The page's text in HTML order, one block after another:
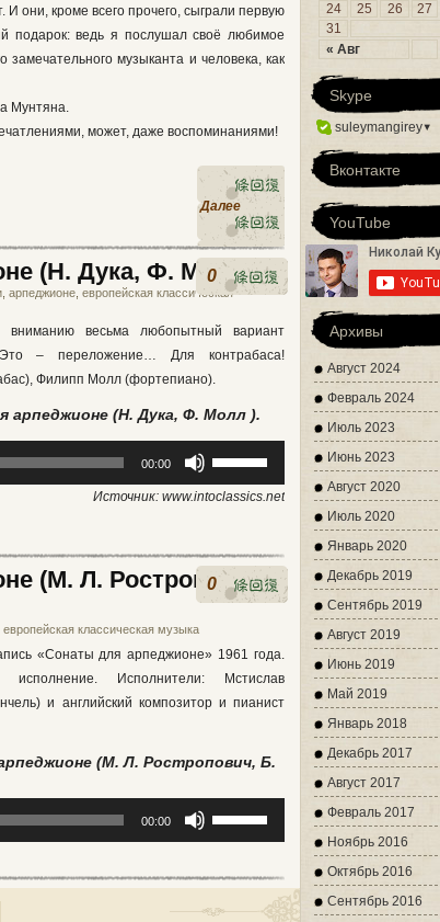
они, кроме всего прочего, сыграли первую
подарок: ведь я послушал своё любимое
музыканта и человека, как
Мунтяна.
может, даже воспоминаниями!
Далее
(Н. Дука, Ф. Молл )
арпеджионе европейская классическая
0
вниманию весьма любопытный вариант
– переложение… Для контрабаса!
Филипп Молл (фортепиано).
(Н. Дука, Ф. Молл ).
00:00
вверх/
увеличить
или
Источник: www.intoclassics.net
(М. Л. Ростропович,
европейская классическая музыка
0
«Сонаты для арпеджионе» 1961 года.
исполнение. Исполнители: Мстислав
и английский композитор и пианист
(М. Л. Ростропович, Б.
00:00
вниз,
чтобы
« Авг
24
25 26 27
31
Skype
suleymangirey▾
Вконтакте
YouTube
Архивы
Август 2024
Февраль 2024
Июль 2023
Июнь 2023
Август 2020
Июль 2020
Январь 2020
Декабрь 2019
Сентябрь 2019
Август 2019
Июнь 2019
Май 2019
Январь 2018
Декабрь 2017
Август 2017
Февраль 2017
Ноябрь 2016
Октябрь 2016
Сентябрь 2016